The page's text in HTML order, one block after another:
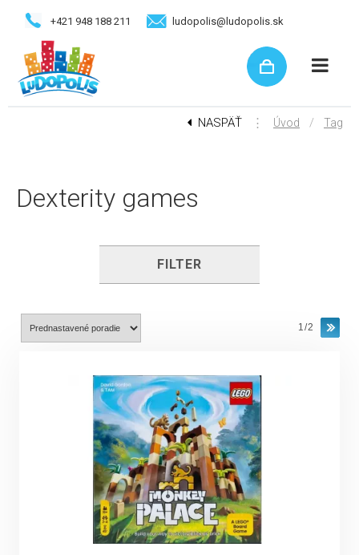
+421 948 188 211 ludopolis@ludopolis.sk
NASPÄŤ ⋮ Úvod / Tag
Dexterity games
FILTER
1/2